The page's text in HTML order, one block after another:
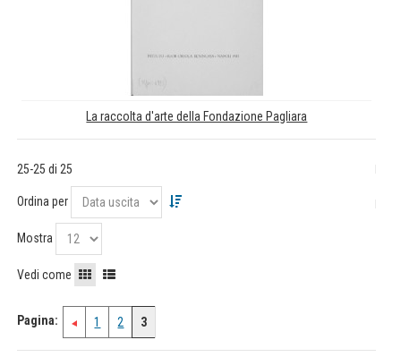
La raccolta d'arte della Fondazione Pagliara
25-25 di 25
Ordina per
Mostra
Vedi come
Pagina: 1 2 3